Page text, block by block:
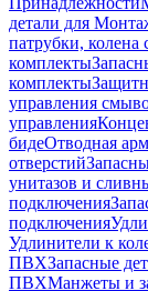
детали для
патрубки,
комплекты
комплекты
управления
управления
бидеОтводная
отверстий
унитазов и
подключения
подключения
Удлинители к
ПВХЗапасные
ПВХМанжеты и